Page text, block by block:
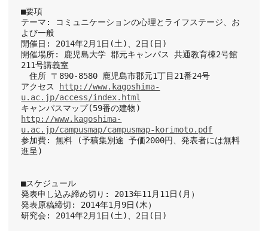
■要項
テーマ: コミュニケーションの心理とライフステージ、お
よび一般
開催日: 2014年2月1日(土)、2日(日)
開催場所: 鹿児島大学 郡元キャンパス 共通教育棟2号館
211号講義室
住所 〒890-8580 鹿児島市郡元1丁目21番24号
アクセス http://www.kagoshima-
u.ac.jp/access/index.html
キャンパスマップ(59番の建物)
http://www.kagoshima-
u.ac.jp/campusmap/campusmap-korimoto.pdf
参加費: 無料 (予稿集別途 予価2000円、発表者には無料
進呈)
■スケジュール
発表申し込み締め切り: 2013年11月11日(月）
発表原稿締切: 2014年1月9日(木）
研究会: 2014年2月1日(土)、2日(日)